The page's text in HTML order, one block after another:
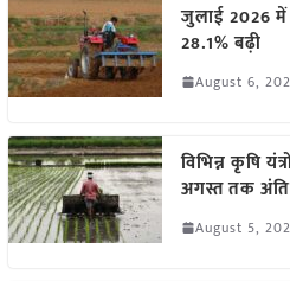
जुलाई 2026 में
28.1% बढ़ी
August 6,
विभिन्न कृषि
अगस्त तक
August 5,